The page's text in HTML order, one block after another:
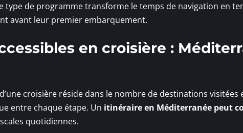
type de programme transforme le temps de navigation en
avant leur premier embarquement.
en croisière :
croisière réside dans le nombre de destinations visitées
entre chaque étape. Un itinéraire en Méditerranée peut
quotidiennes.